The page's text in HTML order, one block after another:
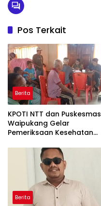
Pos Terkait
Berita
KPOTI NTT dan Puskesmas
Waipukang Gelar
Pemeriksaan Kesehatan
Berita